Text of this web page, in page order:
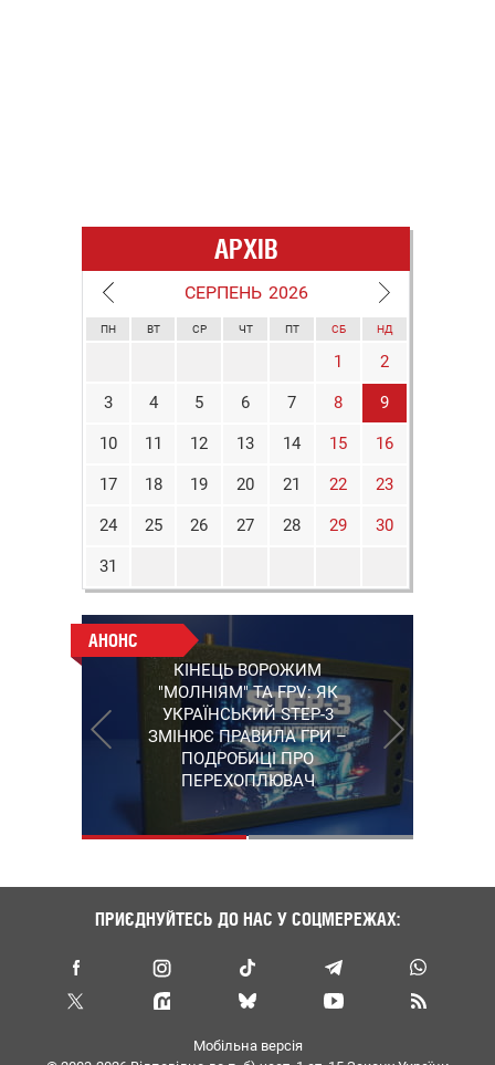
АРХІВ
СЕРПЕНЬ 2026
ПН ВТ СР ЧТ ПТ СБ НД
1 2
3 4 5 6 7 8 9
10 11 12 13 14 15 16
17 18 19 20 21 22 23
24 25 26 27 28 29 30
31
АНОНС
КІНЕЦЬ ВОРОЖИМ
"МОЛНІЯМ" ТА FPV: ЯК
УКРАЇНСЬКИЙ STEP-3
ЗМІНЮЄ ПРАВИЛА ГРИ –
ПОДРОБИЦІ ПРО
ПЕРЕХОПЛЮВАЧ
АНОНС
ПРАЦЮЮТЬ НА ПЕРЕДОВІЙ:
ПІДТРИМАЙТЕ ВІЙСЬККОРІВ
"5 КАНАЛУ", ЯКІ ЗНІМАЮТЬ
НА НАЙГАРЯЧІШИХ
НАПРЯМКАХ ФРОНТУ
ПРИЄДНУЙТЕСЬ ДО НАС У СОЦМЕРЕЖАХ:
Мобільна версія